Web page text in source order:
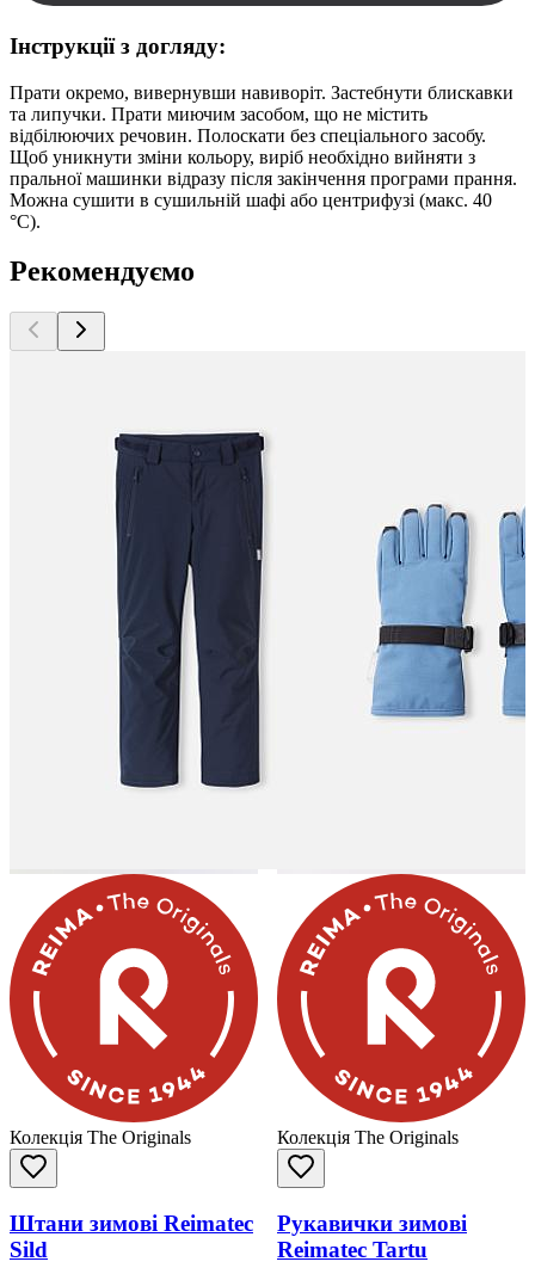
Інструкції з догляду:
Прати окремо, вивернувши навиворіт. Застебнути блискавки
та липучки. Прати миючим засобом, що не містить
відбілюючих речовин. Полоскати без спеціального засобу.
Щоб уникнути зміни кольору, виріб необхідно вийняти з
пральної машинки відразу після закінчення програми прання.
Можна сушити в сушильній шафі або центрифузі (макс. 40
°C).
Рекомендуємо
Колекція The Originals
Штани зимові Reimatec
Sild
Колекція The Originals
Рукавички зимові
Reimatec Tartu